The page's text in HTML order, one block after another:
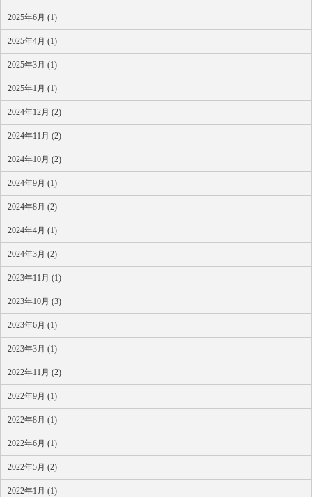
2025年6月 (1)
2025年4月 (1)
2025年3月 (1)
2025年1月 (1)
2024年12月 (2)
2024年11月 (2)
2024年10月 (2)
2024年9月 (1)
2024年8月 (2)
2024年4月 (1)
2024年3月 (2)
2023年11月 (1)
2023年10月 (3)
2023年6月 (1)
2023年3月 (1)
2022年11月 (2)
2022年9月 (1)
2022年8月 (1)
2022年6月 (1)
2022年5月 (2)
2022年1月 (1)